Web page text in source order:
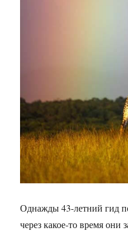
Однажды 43-летний гид
через какое-то время